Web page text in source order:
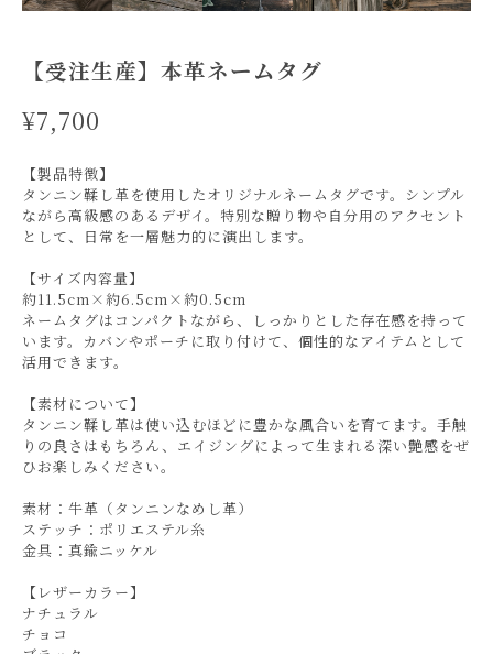
【受注生産】本革ネームタグ
¥7,700
【製品特徴】
タンニン鞣し革を使用したオリジナルネームタグです。シンプル
ながら高級感のあるデザイ。特別な贈り物や自分用のアクセント
として、日常を一層魅力的に演出します。
【サイズ内容量】
約11.5cm×約6.5cm×約0.5cm
ネームタグはコンパクトながら、しっかりとした存在感を持って
います。カバンやポーチに取り付けて、個性的なアイテムとして
活用できます。
【素材について】
タンニン鞣し革は使い込むほどに豊かな風合いを育てます。手触
りの良さはもちろん、エイジングによって生まれる深い艶感をぜ
ひお楽しみください。
素材：牛革（タンニンなめし革）
ステッチ：ポリエステル糸
金具：真鍮ニッケル
【レザーカラー】
ナチュラル
チョコ